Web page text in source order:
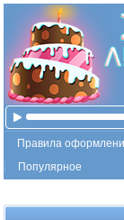
Правила
Популярное